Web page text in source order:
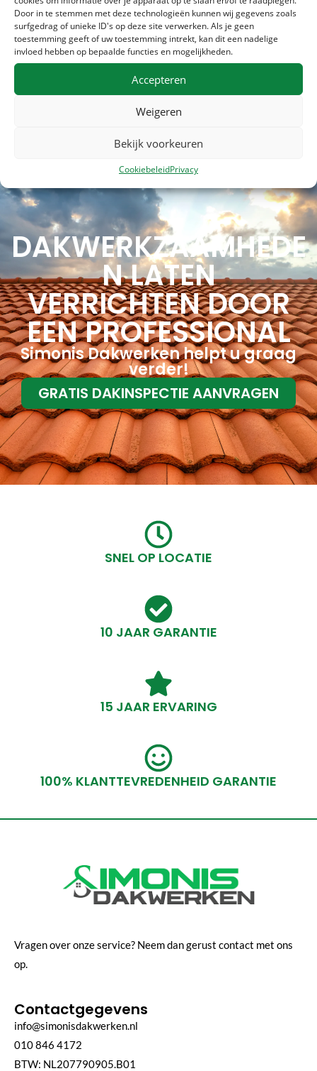
Door in te stemmen met deze technologieën kunnen wij gegevens zoals
surfgedrag of unieke ID's op deze site verwerken. Als je geen
toestemming geeft of uw toestemming intrekt, kan dit een nadelige
invloed hebben op bepaalde functies en mogelijkheden.
Accepteren
Weigeren
Bekijk voorkeuren
CookiebeleidPrivacy
Wij zijn pas tevreden als wij u met een goed gevoel, een
grote glimlach op uw gezicht en een solide dak achterlaten.
Ontdek het zelf!
DAKWERKZAAMHEDE
N LATEN
VERRICHTEN DOOR
EEN PROFESSIONAL
Simonis Dakwerken helpt u graag
verder!
GRATIS DAKINSPECTIE AANVRAGEN
SNEL OP LOCATIE
10 JAAR GARANTIE
15 JAAR ERVARING
100% KLANTTEVREDENHEID GARANTIE
Vragen over onze service? Neem dan gerust contact met ons
op.
Contactgegevens
info@simonisdakwerken.nl
010 846 4172
BTW: NL207790905.B01